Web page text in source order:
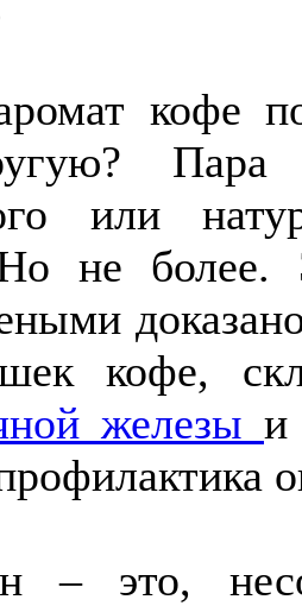
кофе
Пара
или
не
кофе,
железы и
– это,